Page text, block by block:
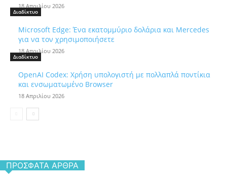
18 Απριλίου 2026
Διαδίκτυο
Microsoft Edge: Ένα εκατομμύριο δολάρια και Mercedes
για να τον χρησιμοποιήσετε
18 Απριλίου 2026
Διαδίκτυο
OpenAI Codex: Χρήση υπολογιστή με πολλαπλά ποντίκια
και ενσωματωμένο Browser
18 Απριλίου 2026
ΠΡΌΣΦΑΤΑ ΆΡΘΡΑ